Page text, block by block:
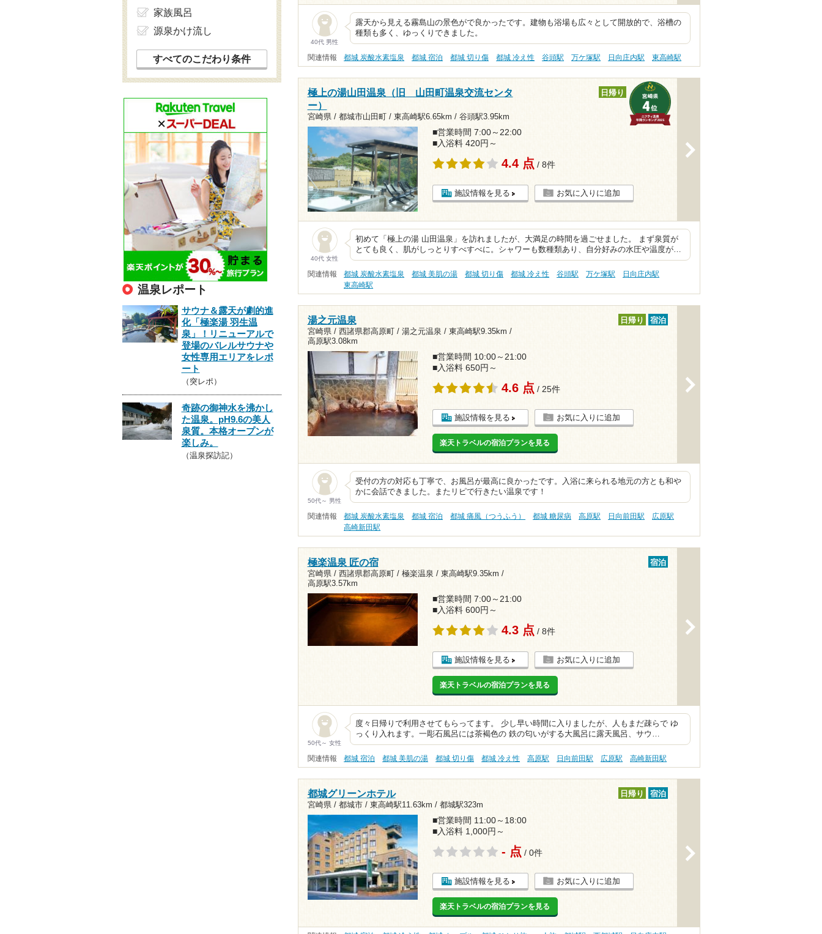
40代 男性
露天から見える霧島山の景色がで良かったです。建物も浴場も広々として開放的で、浴槽の
種類も多く、ゆっくりできました。
関連情報 都城 炭酸水素塩泉 都城 宿泊 都城 切り傷 都城 冷え性 谷頭駅 万ケ塚駅 日向庄内駅 東高崎駅
極上の湯山田温泉（旧 山田町温泉交流センタ
ー）
宮崎県 / 都城市山田町 / 東高崎駅6.65km / 谷頭駅3.95km
日帰り
■営業時間 7:00～22:00
■入浴料 420円～
4.4 点 / 8件
施設情報を見る お気に入りに追加
40代 女性
初めて「極上の湯 山田温泉」を訪れましたが、大満足の時間を過ごせました。 まず泉質が
とても良く、肌がしっとりすべすべに。シャワーも数種類あり、自分好みの水圧や温度が…
関連情報 都城 炭酸水素塩泉 都城 美肌の湯 都城 切り傷 都城 冷え性 谷頭駅 万ケ塚駅
日向庄内駅
東高崎駅
湯之元温泉
宮崎県 / 西諸県郡高原町 / 湯之元温泉 / 東高崎駅9.35km /
高原駅3.08km
日帰り 宿泊
■営業時間 10:00～21:00
■入浴料 650円～
4.6 点 / 25件
施設情報を見る お気に入りに追加
楽天トラベルの宿泊プランを見る
50代～ 男性
受付の方の対応も丁寧で、お風呂が最高に良かったです。入浴に来られる地元の方とも和や
かに会話できました。またリピで行きたい温泉です！
関連情報 都城 炭酸水素塩泉 都城 宿泊 都城 痛風（つうふう） 都城 糖尿病 高原駅 日向前田駅
広原駅
高崎新田駅
極楽温泉 匠の宿
宮崎県 / 西諸県郡高原町 / 極楽温泉 / 東高崎駅9.35km /
高原駅3.57km
宿泊
■営業時間 7:00～21:00
■入浴料 600円～
4.3 点 / 8件
施設情報を見る お気に入りに追加
楽天トラベルの宿泊プランを見る
50代～ 女性
度々日帰りで利用させてもらってます。 少し早い時間に入りましたが、人もまだ疎らで ゆ
っくり入れます。一彫石風呂には茶褐色の 鉄の匂いがする大風呂に露天風呂、サウ…
関連情報 都城 宿泊 都城 美肌の湯 都城 切り傷 都城 冷え性 高原駅 日向前田駅 広原駅 高崎新田駅
都城グリーンホテル
宮崎県 / 都城市 / 東高崎駅11.63km / 都城駅323m
日帰り 宿泊
■営業時間 11:00～18:00
■入浴料 1,000円～
- 点 / 0件
施設情報を見る お気に入りに追加
楽天トラベルの宿泊プランを見る
家族風呂
源泉かけ流し
すべてのこだわり条件
温泉レポート
サウナ＆露天が劇的進
化「極楽湯 羽生温
泉」！リニューアルで
登場のバレルサウナや
女性専用エリアをレポ
ート
（突レポ）
奇跡の御神水を沸かし
た温泉。pH9.6の美人
泉質。本格オープンが
楽しみ。
（温泉探訪記）